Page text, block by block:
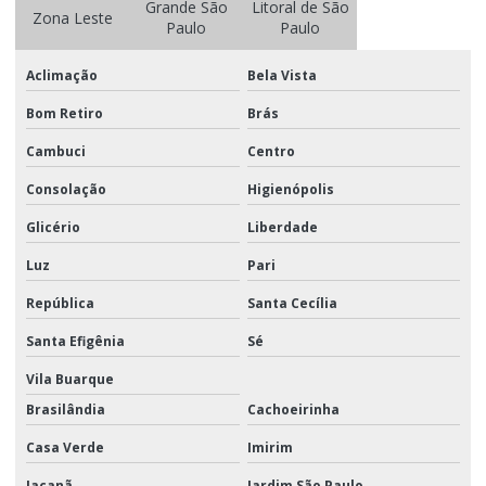
Logistica para eventos corporativos
Logística integrada em sp
Logistica de marketing
Logistica de marketing e eventos
Logística de marketing promocional
Logística de material promocional
Logística porta a porta
Logistica promocional
Logística de trade marketing
Manuseio e movimentação de materiais
Zona Leste
Grande São
Paulo
Litoral de São
Paulo
Aclimação Bela Vista
Bom Retiro Brás
Cambuci Centro
Consolação Higienópolis
Glicério Liberdade
Luz Pari
República Santa Cecília
Santa Efigênia Sé
Vila Buarque
Brasilândia
Cachoeirinha
Casa Verde Imirim